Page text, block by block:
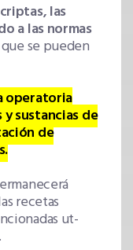
las
a las normas
que se pueden
operatoria
sustancias de
de
recetas
ut-